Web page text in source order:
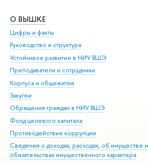
О ВЫШКЕ
Цифры и факты
Руководство и структура
Устойчивое развитие в НИУ ВШЭ
Преподаватели и сотрудники
Корпуса и общежития
Закупки
Обращения граждан в НИУ ВШЭ
Фонд целевого капитала
Противодействие коррупции
Сведения о доходах, расходах, об имуществе и
обязательствах имущественного характера